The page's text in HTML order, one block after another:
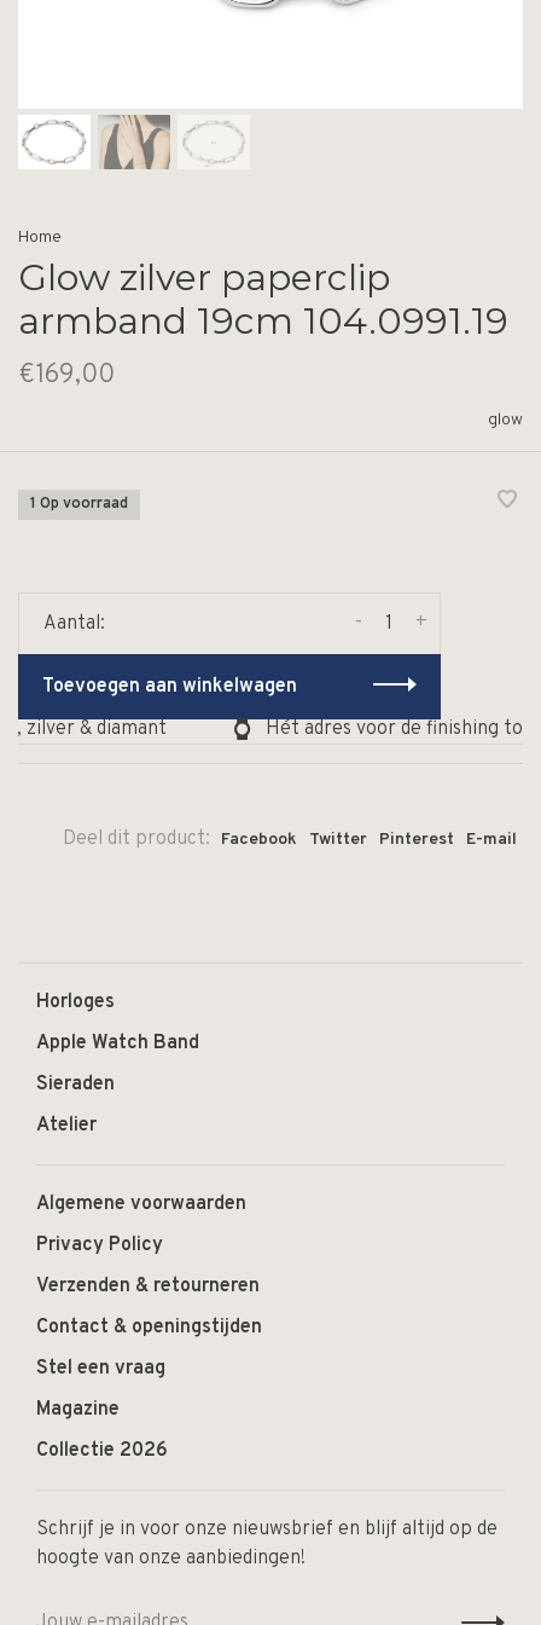
Home
Glow zilver paperclip
armband 19cm 104.0991.19
€169,00
glow
1 Op voorraad
Aantal: +
-
Toevoegen aan winkelwagen
zilver & diamant
Hét adres voor de finishing
Deel dit product: Facebook Twitter Pinterest E-mail
Horloges
Apple Watch Band
Sieraden
Atelier
Algemene voorwaarden
Privacy Policy
Verzenden & retourneren
Contact & openingstijden
Stel een vraag
Magazine
Collectie 2026
Schrijf je in voor onze nieuwsbrief en blijf altijd op de
hoogte van onze aanbiedingen!